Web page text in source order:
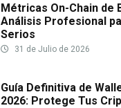
Métricas On-Chain de
Análisis Profesional
Serios
31 de Julio de 2026
Guía Definitiva de
2026: Protege Tus